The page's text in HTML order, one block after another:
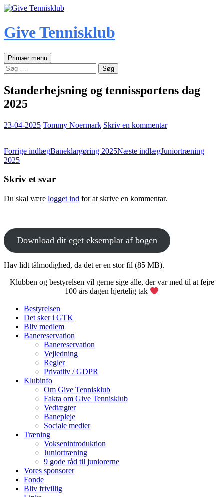
Hop
indhold
Give Tennisklub
SøgPrimær menu
Søg
efter:
Standerhejsning og tennissportens dag
2025
23-04-2025 Tommy Noermark Skriv en kommentar
Indlægsnavigation
Forrige indlægBaneklargøring 2025Næste indlægJuniortræning
2025
Skriv et svar
Du skal være logget ind for at skrive en kommentar.
Download dit eget eksemplar af bogen
Hav lidt tålmodighed, da det er en stor fil (85 MB).
Klubben og bestyrelsen vil gerne sige alle, der var med til at fejre
100 års dagen hjertelig tak
Bestyrelsen
Det sker i GTK
Bliv medlem
Banereservation
Banereservation
Vejledning
Regler
Privatliv / GDPR
Klubinfo
Om Give Tennisklub
Fakta om Give Tennisklub
Vedtægter
Banepleje
Sociale medier
Træning
Voksenintroduktion
Juniortræning
9 gode råd til juniorerne
Vores sponsorer
Fonde
Bliv frivillig